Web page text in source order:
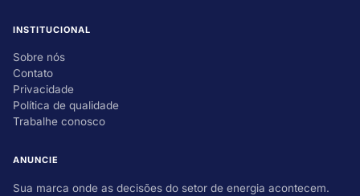
INSTITUCIONAL
Sobre nós
Contato
Privacidade
Política de qualidade
Trabalhe conosco
ANUNCIE
Sua marca onde as decisões do setor de energia acontecem.